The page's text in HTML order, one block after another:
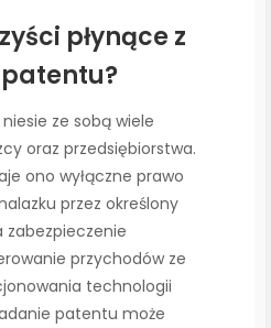
płynące z
ze sobą wiele
oraz przedsiębiorstwa.
ono wyłączne prawo
przez określony
zabezpieczenie
przychodów ze
technologii
patentu może